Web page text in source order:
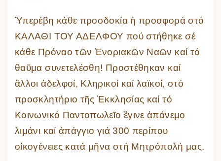
Ὑπερέβη κάθε προσδοκία ἡ προσφορά στό
ΚΑΛΑΘΙ ΤΟΥ ΑΔΕΛΦΟΥ πού στήθηκε σέ
κάθε Πρόναο τῶν Ἐνοριακῶν Ναῶν καί τό
θαῦμα συνετελέσθη! Προστέθηκαν καί
ἂλλοι ἀδελφοί, Κληρικοί καί λαϊκοί, στό
προσκλητήριο τῆς Ἐκκλησίας καί τό
Κοινωνικό Παντοπωλεῖο ἒγινε ἀπάνεμο
λιμάνι καί ἀπάγγιο γιά 300 περίπου
οἰκογένειες κατά μῆνα στή Μητρόπολή μας.